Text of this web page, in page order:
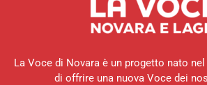
La Voce di Novara è un progetto nato
di offrire una nuova Voce dei